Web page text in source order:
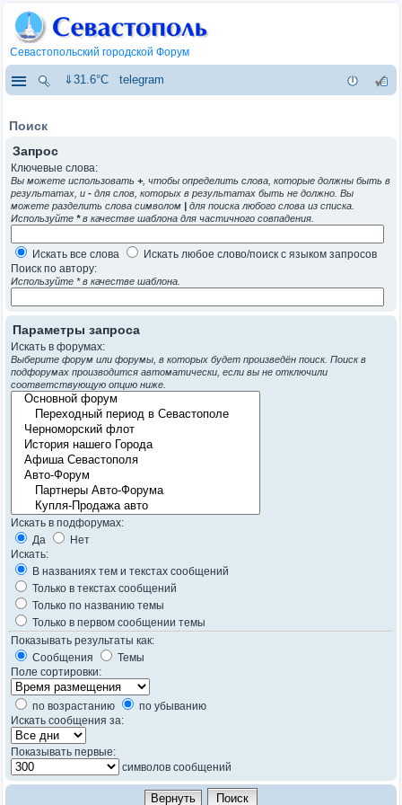
Севастопольский городской Форум
⇓31.6°C telegram
Поиск
Запрос
Ключевые слова:
Вы можете использовать +, чтобы определить слова, которые должны быть в
результатах, и - для слов, которых в результатах быть не должно. Вы
можете разделить слова символом | для поиска любого слова из списка.
Используйте *в качестве шаблона для частичного совпадения.
Искать все слова
Искать любое слово/поиск с языком запросов
Поиск по автору:
Используйте * в качестве шаблона.
Параметры запроса
Искать в форумах:
Выберите форум или форумы, в которых будет произведён поиск. Поиск в
подфорумах производится автоматически, если вы не отключили
соответствующую опцию ниже.
Искать в подфорумах:
Да
Нет
Искать:
В названиях тем и текстах сообщений
Только в текстах сообщений
Только по названию темы
Только в первом сообщении темы
Показывать результаты как:
Сообщения
Темы
Поле сортировки:
по возрастанию
по убыванию
Искать сообщения за:
Показывать первые:
символов сообщений